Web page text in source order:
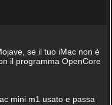
se il tuo iMac non è
il programma OpenCore
mini m1 usato e passa